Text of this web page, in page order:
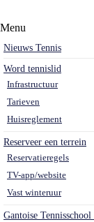
Menu
Nieuws Tennis
Word tennislid
Infrastructuur
Tarieven
Huisreglement
Reserveer een terrein
Reservatieregels
TV-app/website
Vast winteruur
Gantoise